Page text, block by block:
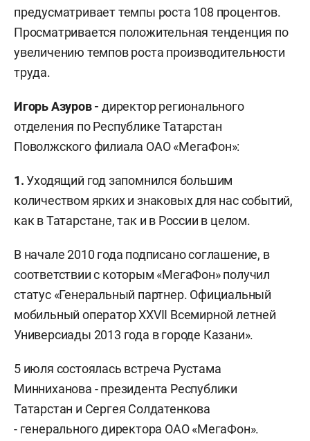
предусматривает темпы роста 108 процентов.
Просматривается положительная тенденция по
увеличению темпов роста производительности
труда.
Игорь Азуров - директор регионального
отделения по Республике Татарстан
Поволжского филиала ОАО «МегаФон»:
1.Уходящий год запомнился большим
количеством ярких и знаковых для нас событий,
как в Татарстане, так и в России в целом.
В начале 2010 года подписано соглашение, в
соответствии с которым «МегаФон» получил
статус «Генеральный партнер. Официальный
мобильный оператор XXVII Всемирной летней
Универсиады 2013 года в городе Казани».
5 июля состоялась встреча Рустама
Минниханова - президента Республики
Татарстан и Сергея Солдатенкова
- генерального директора ОАО «МегаФон».